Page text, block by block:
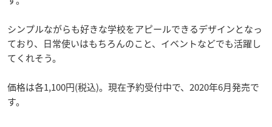
シンプルながらも好きな学校をアピールできるデザインとなっ
ており、日常使いはもちろんのこと、イベントなどでも活躍し
てくれそう。
価格は各1,100円(税込)。現在予約受付中で、2020年6月発売で
す。